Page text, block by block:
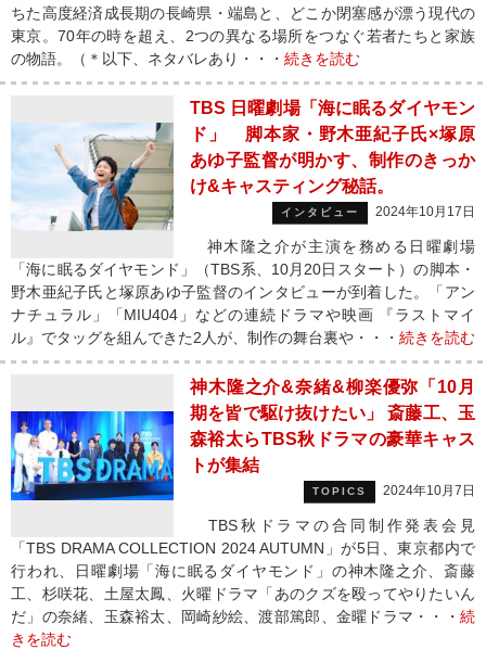
ちた高度経済成長期の長崎県・端島と、どこか閉塞感が漂う現代の
東京。70年の時を超え、2つの異なる場所をつなぐ若者たちと家族
の物語。（＊以下、ネタバレあり・・・ 続きを読む
TBS 日曜劇場「海に眠るダイヤモン
ド」 脚本家・野木亜紀子氏×塚原
あゆ子監督が明かす、制作のきっか
け&キャスティング秘話。
インタビュー 2024年10月17日
神木隆之介が主演を務める日曜劇場
「海に眠るダイヤモンド」（TBS系、10月20日スタート）の脚本・
野木亜紀子氏と塚原あゆ子監督のインタビューが到着した。「アン
ナチュラル」「MIU404」などの連続ドラマや映画 『ラストマイ
ル』でタッグを組んできた2人が、制作の舞台裏や・・・ 続きを読む
神木隆之介&奈緒&柳楽優弥「10月
期を皆で駆け抜けたい」 斎藤工、玉
森裕太らTBS秋ドラマの豪華キャス
トが集結
TOPICS 2024年10月7日
TBS秋ドラマの合同制作発表会見
「TBS DRAMA COLLECTION 2024 AUTUMN」が5日、東京都内で
行われ、日曜劇場「海に眠るダイヤモンド」の神木隆之介、斎藤
工、杉咲花、土屋太鳳、火曜ドラマ「あのクズを殴ってやりたいん
だ」の奈緒、玉森裕太、岡崎紗絵、渡部篤郎、金曜ドラマ・・・ 続
きを読む